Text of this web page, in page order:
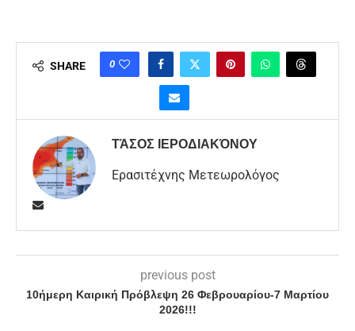
SHARE 0
ΤΆΣΟΣ ΙΕΡΟΔΙΑΚΌΝΟΥ
Ερασιτέχνης Μετεωρολόγος
previous post
10ήμερη Καιρική Πρόβλεψη 26 Φεβρουαρίου-7 Μαρτίου
2026!!!